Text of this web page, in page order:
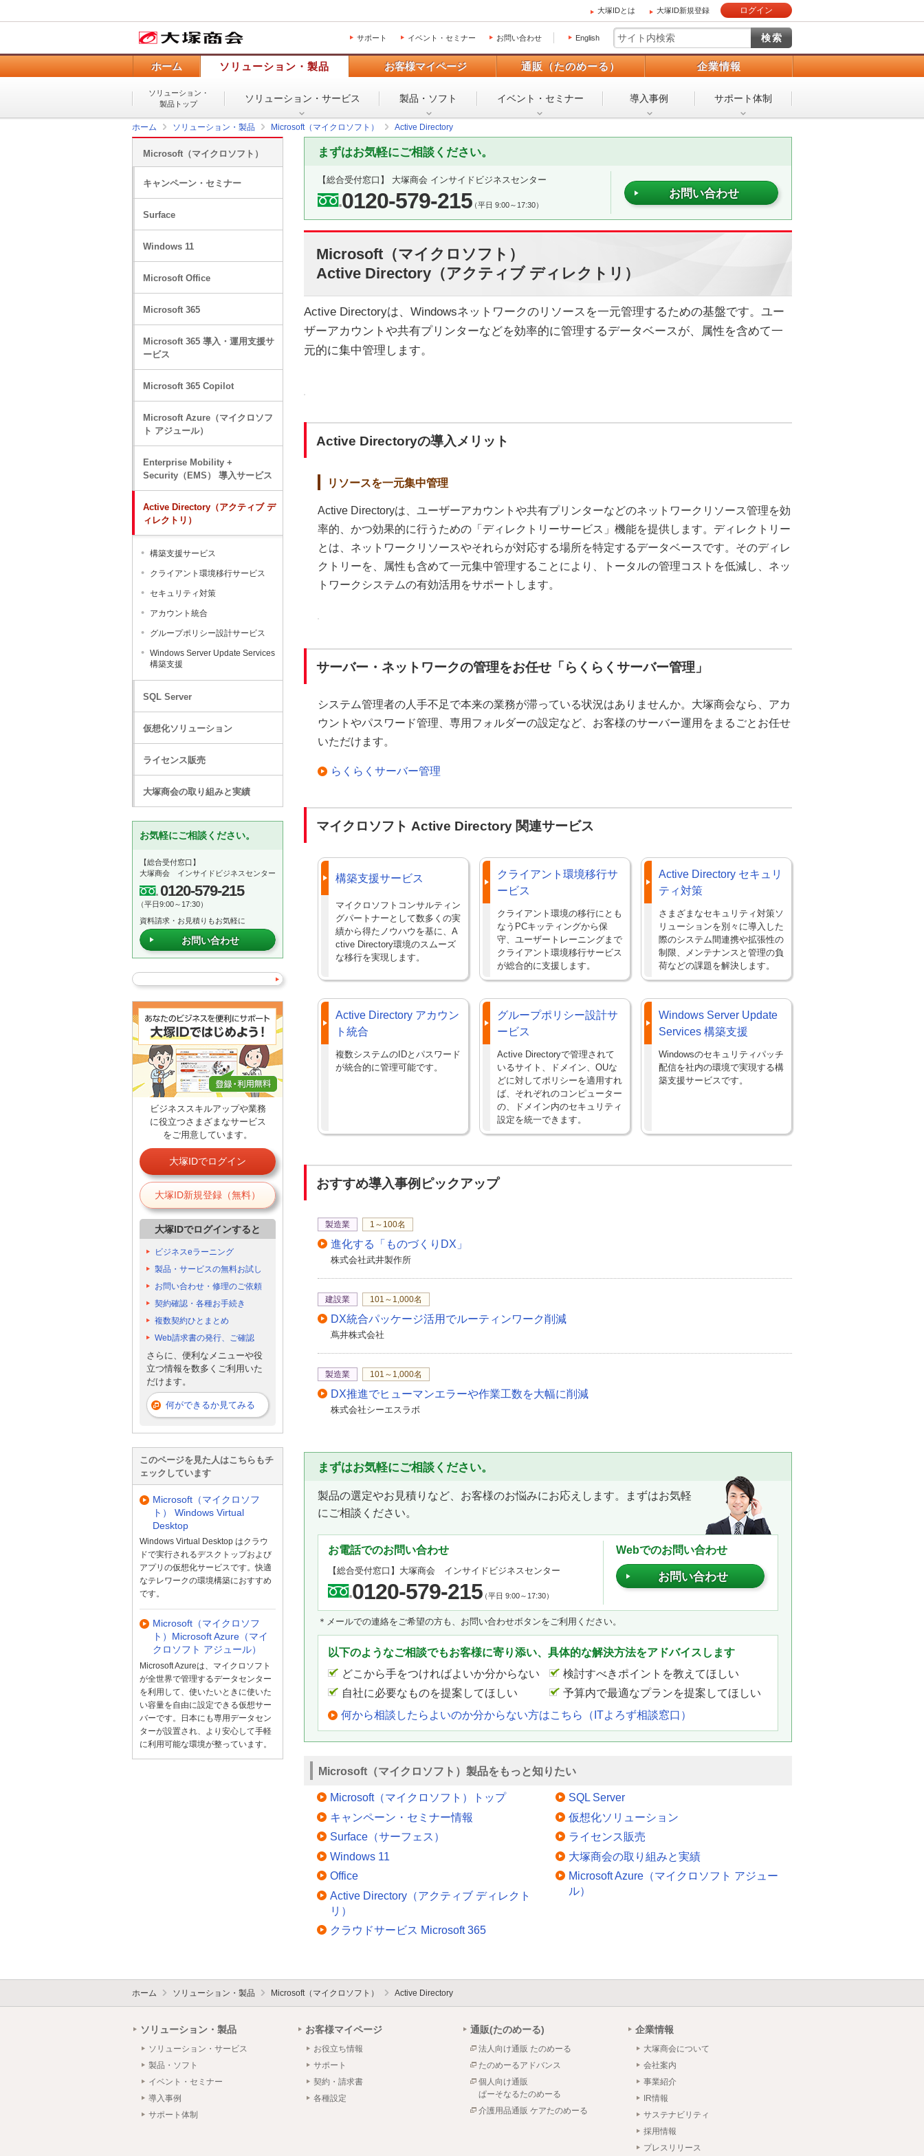
大塚IDとは 大塚ID新規登録 ログイン
サポート イベント・セミナー お問い合わせ English
ホーム ソリューション・製品 お客様マイページ 通販（たのめーる） 企業情報
ソリューション・
製品トップ
ソリューション・ サービス 製品・ソフト イベント・ セミナー 導入事例 サポート体制
ホーム ソリューション・製品 Microsoft（マイクロソフト） Active Directory
まずはお気軽にご相談ください。
【総合受付窓口】 大塚商会 インサイドビジネスセンター
0120-579-215（平日 9:00～17:30）
お問い合わせ
Microsoft（マイクロソフト）
Active Directory（アクティブ ディレクトリ）
Active Directoryは、Windowsネットワークのリソースを一元管理するための基盤です。ユー
ザーアカウントや共有プリンターなどを効率的に管理するデータベースが、属性を含めて一
元的に集中管理します。
Active Directoryの導入メリット
リソースを一元集中管理
Active Directoryは、ユーザーアカウントや共有プリンターなどのネットワークリソース管理を効
率的、かつ効果的に行うための「ディレクトリーサービス」機能を提供します。ディレクトリー
とは、ネットワークリソースやそれらが対応する場所を特定するデータベースです。そのディレ
クトリーを、属性も含めて一元集中管理することにより、トータルの管理コストを低減し、ネッ
トワークシステムの有効活用をサポートします。
サーバー・ネットワークの管理をお任せ「らくらくサーバー管理」
システム管理者の人手不足で本来の業務が滞っている状況はありませんか。大塚商会なら、アカ
ウントやパスワード管理、専用フォルダーの設定など、お客様のサーバー運用をまるごとお任せ
いただけます。
らくらくサーバー管理
マイクロソフト Active Directory 関連サービス
構築支援サービス
マイクロソフトコンサルティン
グパートナーとして数多くの実
績から得たノウハウを基に、A
ctive Directory環境のスムーズ
な移行を実現します。
クライアント環境移行サ
ービス
クライアント環境の移行にとも
なうPCキッティングから保
守、ユーザートレーニングまで
クライアント環境移行サービス
が総合的に支援します。
Active Directory セキュリ
ティ対策
さまざまなセキュリティ対策ソ
リューションを別々に導入した
際のシステム間連携や拡張性の
制限、メンテナンスと管理の負
荷などの課題を解決します。
Active Directory アカウン
ト統合
複数システムのIDとパスワード
が統合的に管理可能です。
グループポリシー設計サ
ービス
Active Directoryで管理されて
いるサイト、ドメイン、OUな
どに対してポリシーを適用すれ
ば、それぞれのコンピューター
の、ドメイン内のセキュリティ
設定を統一できます。
Windows Server Update
Services 構築支援
Windowsのセキュリティパッチ
配信を社内の環境で実現する構
築支援サービスです。
おすすめ導入事例ピックアップ
製造業 1～100名
進化する「ものづくりDX」
株式会社武井製作所
建設業 101～1,000名
DX統合パッケージ活用でルーティンワーク削減
蔦井株式会社
製造業 101～1,000名
DX推進でヒューマンエラーや作業工数を大幅に削減
株式会社シーエスラボ
まずはお気軽にご相談ください。
製品の選定やお見積りなど、お客様のお悩みにお応えします。まずはお気軽
にご相談ください。
お電話でのお問い合わせ
【総合受付窓口】大塚商会 インサイドビジネスセンター
0120-579-215（平日 9:00～17:30）
Webでのお問い合わせ
お問い合わせ
＊メールでの連絡をご希望の方も、お問い合わせボタンをご利用ください。
以下のようなご相談でもお客様に寄り添い、具体的な解決方法をアドバイスします
どこから手をつければよいか分からない
検討すべきポイントを教えてほしい
自社に必要なものを提案してほしい
予算内で最適なプランを提案してほしい
何から相談したらよいのか分からない方はこちら（ITよろず相談窓口）
Microsoft（マイクロソフト）製品をもっと知りたい
Microsoft（マイクロソフト）トップ
キャンペーン・セミナー情報
Surface（サーフェス）
Windows 11
Office
Active Directory（アクティブ ディレクト
リ）
クラウドサービス Microsoft 365
SQL Server
仮想化ソリューション
ライセンス販売
大塚商会の取り組みと実績
Microsoft Azure（マイクロソフト アジュー
ル）
Microsoft（マイクロソフト）
キャンペーン・セミナー
Surface
Windows 11
Microsoft Office
Microsoft 365
Microsoft 365 導入・運用支援サ
ービス
Microsoft 365 Copilot
Microsoft Azure（マイクロソフ
ト アジュール）
Enterprise Mobility +
Security（EMS） 導入サービス
Active Directory（アクティブ デ
ィレクトリ）
構築支援サービス
クライアント環境移行サービス
セキュリティ対策
アカウント統合
グループポリシー設計サービス
Windows Server Update Services
構築支援
SQL Server
仮想化ソリューション
ライセンス販売
大塚商会の取り組みと実績
お気軽にご相談ください。
【総合受付窓口】
大塚商会 インサイドビジネスセンター
0120-579-215
（平日9:00～17:30）
資料請求・お見積りもお気軽に
お問い合わせ
ビジネススキルアップや業務
に役立つさまざまなサービス
をご用意しています。
大塚IDでログイン
大塚ID新規登録（無料）
大塚IDでログインすると
ビジネスeラーニング
製品・サービスの無料お試し
お問い合わせ・修理のご依頼
契約確認・各種お手続き
複数契約ひとまとめ
Web請求書の発行、ご確認
さらに、便利なメニューや役
立つ情報を数多くご利用いた
だけます。
何ができるか見てみる
このページを見た人はこちらもチ
ェックしています
Microsoft（マイクロソフ
ト） Windows Virtual
Desktop
Windows Virtual Desktop はクラウ
ドで実行されるデスクトップおよび
アプリの仮想化サービスです。快適
なテレワークの環境構築におすすめ
です。
Microsoft（マイクロソフ
ト）Microsoft Azure（マイ
クロソフト アジュール）
Microsoft Azureは、マイクロソフト
が全世界で管理するデータセンター
を利用して、使いたいときに使いた
い容量を自由に設定できる仮想サー
バーです。日本にも専用データセン
ターが設置され、より安心して手軽
に利用可能な環境が整っています。
ホーム ソリューション・製品 Microsoft（マイクロソフト） Active Directory
ソリューション・製品
ソリューション・サービス
製品・ソフト
イベント・セミナー
導入事例
サポート体制
お客様マイページ
お役立ち情報
サポート
契約・請求書
各種設定
通販(たのめーる)
法人向け通販 たのめーる
たのめーるアドバンス
個人向け通販
ぱーそなるたのめーる
介護用品通販 ケアたのめーる
企業情報
大塚商会について
会社案内
事業紹介
IR情報
サステナビリティ
採用情報
プレスリリース